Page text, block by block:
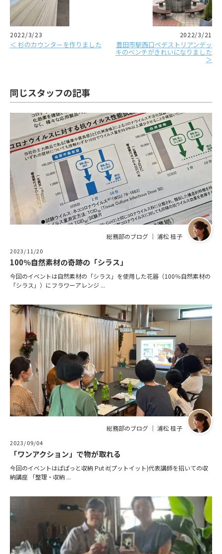
2022/3/23
＜ 杉のカウンターを作りました
2022/3/21
豊田市駅西口ペデストリアンデッ
キのベンチがきれいになりました
＞
同じスタッフの記事
総務部のブログ ｜ 浦松 桂子
2023/11/20
100％自然素材の奇跡の「シラス」
今回のイベントは自然素材の「シラス」を使用した花器（100％自然素材の
「シラス」）にフラワーアレンジ ...
総務部のブログ ｜ 浦松 桂子
2023/09/04
「ワンアクション」で物が取れる
今回のイベントはぱぱっと収納 Put it(プットイット)代表講師を招いての収
納講座 「整理・収納 ...